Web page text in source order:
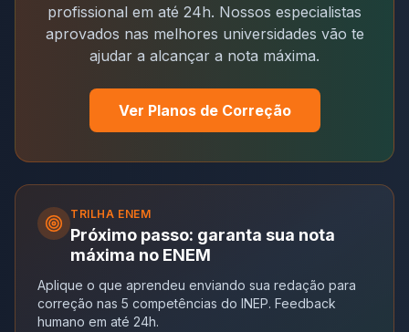
profissional em até 24h. Nossos especialistas
aprovados nas melhores universidades vão te
ajudar a alcançar a nota máxima.
Ver Planos de Correção
TRILHA ENEM
Próximo passo: garanta sua nota
máxima no ENEM
Aplique o que aprendeu enviando sua redação para
correção nas 5 competências do INEP. Feedback
humano em até 24h.